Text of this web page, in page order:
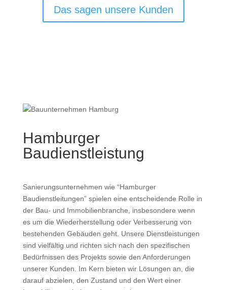
Das sagen unsere Kunden
Hamburger
Baudienstleistung
Sanierungsunternehmen wie “Hamburger
Baudienstleitungen”spielen eine entscheidende Rolle in
der Bau- und Immobilienbranche, insbesondere wenn
es um die Wiederherstellung oder Verbesserung von
bestehenden Gebäuden geht. Unsere Dienstleistungen
sind vielfältig und richten sich nach den spezifischen
Bedürfnissen des Projekts sowie den Anforderungen
unsererKunden. Im Kern bieten wir Lösungen an, die
darauf abzielen, den Zustand und den Wert einer